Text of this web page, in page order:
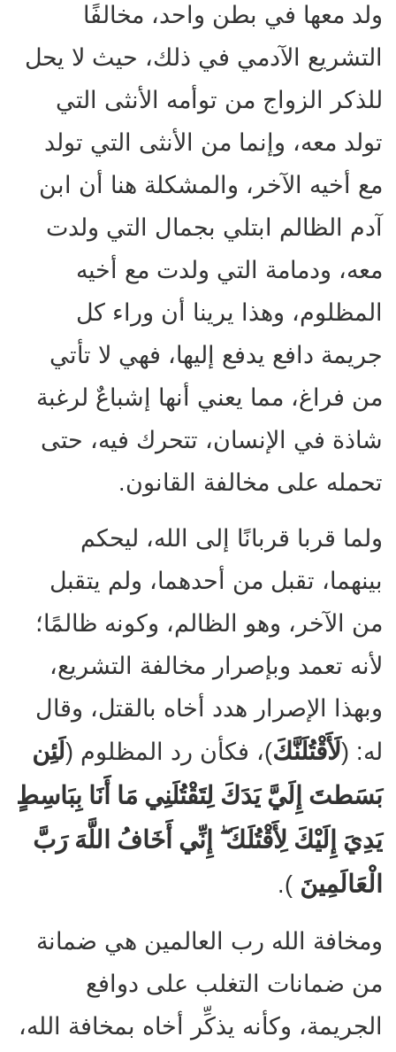
ولد معها في بطن واحد، مخالفًا
التشريع الآدمي في ذلك، حيث لا يحل
للذكر الزواج من توأمه الأنثى التي
تولد معه، وإنما من الأنثى التي تولد
مع أخيه الآخر، والمشكلة هنا أن ابن
آدم الظالم ابتلي بجمال التي ولدت
معه، ودمامة التي ولدت مع أخيه
المظلوم، وهذا يرينا أن وراء كل
جريمة دافع يدفع إليها، فهي لا تأتي
من فراغ، مما يعني أنها إشباعٌ لرغبة
شاذة في الإنسان، تتحرك فيه، حتى
تحمله على مخالفة القانون.
ولما قربا قربانًا إلى الله، ليحكم
بينهما، تقبل من أحدهما، ولم يتقبل
من الآخر، وهو الظالم، وكونه ظالمًا؛
لأنه تعمد وبإصرار مخالفة التشريع،
وبهذا الإصرار هدد أخاه بالقتل، وقال
له: (لَأَقْتُلَنَّكَ)، فكأن رد المظلوم (لَئِن
بَسَطتَ إِلَيَّ يَدَكَ لِتَقْتُلَنِي مَا أَنَا بِبَاسِطٍ
يَدِيَ إِلَيْكَ لِأَقْتُلَكَ ۖ إِنِّي أَخَافُ اللَّهَ رَبَّ
الْعَالَمِينَ ).
ومخافة الله رب العالمين هي ضمانة
من ضمانات التغلب على دوافع
الجريمة، وكأنه يذكِّر أخاه بمخافة الله،